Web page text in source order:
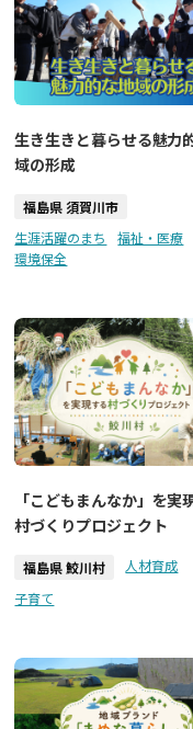
生き生きと暮らせる魅力
域の形成
福島県 須賀川市
生涯活躍のまち
福祉・医療
環境保全
「こどもまんなか」を実
村づくりプロジェクト
福島県 鮫川村
人材育成
子育て